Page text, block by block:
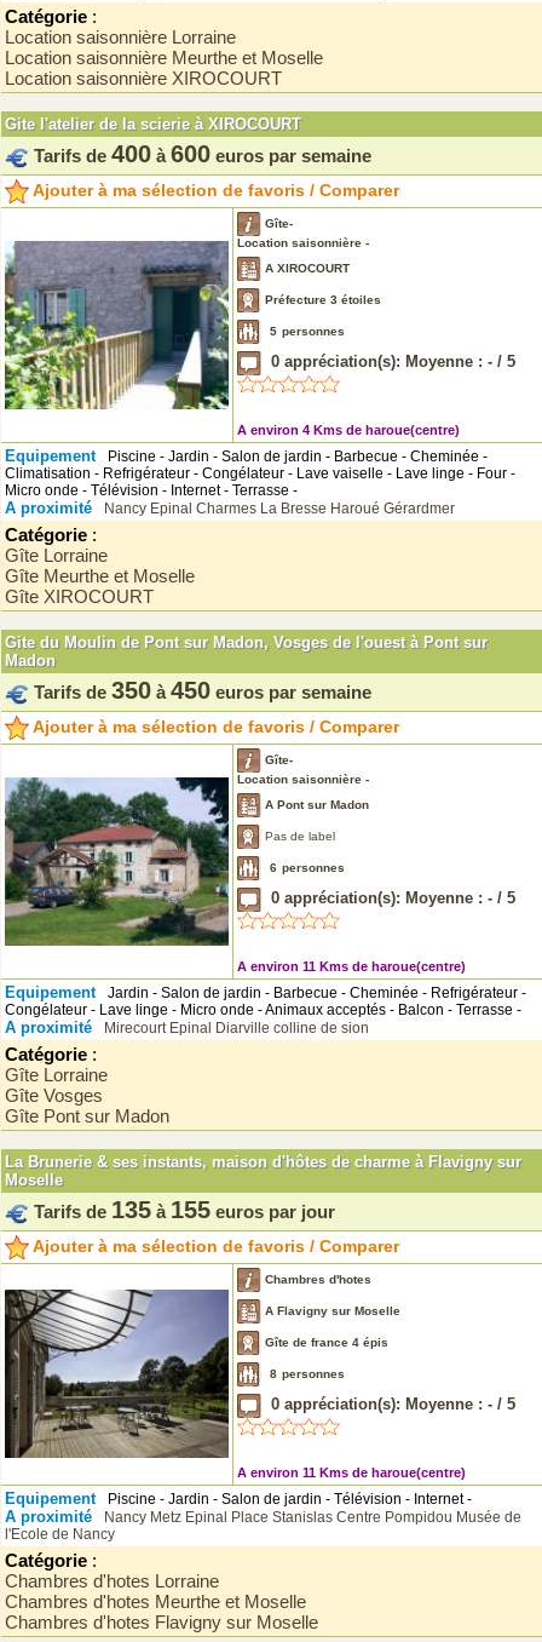
Catégorie :
Location saisonnière Lorraine
Location saisonnière Meurthe et Moselle
Location saisonnière XIROCOURT
Gite l'atelier de la scierie à XIROCOURT
Tarifs de 400 à 600 euros par semaine
Ajouter à ma sélection de favoris / Comparer
Gîte-
Location saisonnière -
A XIROCOURT
Préfecture 3 étoiles
5 personnes
0 appréciation(s): Moyenne : - / 5
A environ 4 Kms de haroue(centre)
Equipement
Piscine - Jardin - Salon de jardin - Barbecue - Cheminée -
Climatisation - Refrigérateur - Congélateur - Lave vaiselle - Lave linge - Four -
Micro onde - Télévision - Internet - Terrasse -
A proximité Nancy Epinal Charmes La Bresse Haroué Gérardmer
Catégorie :
Gîte Lorraine
Gîte Meurthe et Moselle
Gîte XIROCOURT
Gite du Moulin de Pont sur Madon, Vosges de l'ouest à Pont sur
Madon
Tarifs de 350 à 450 euros par semaine
Ajouter à ma sélection de favoris / Comparer
Gîte-
Location saisonnière -
A Pont sur Madon
Pas de label
6 personnes
0 appréciation(s): Moyenne : - / 5
A environ 11 Kms de haroue(centre)
Equipement
Jardin - Salon de jardin - Barbecue - Cheminée - Refrigérateur -
Congélateur - Lave linge - Micro onde - Animaux acceptés - Balcon - Terrasse -
A proximité Mirecourt Epinal Diarville colline de sion
Catégorie :
Gîte Lorraine
Gîte Vosges
Gîte Pont sur Madon
La Brunerie & ses instants, maison d'hôtes de charme à Flavigny sur
Moselle
Tarifs de 135 à 155 euros par jour
Ajouter à ma sélection de favoris / Comparer
Chambres d'hotes
A Flavigny sur Moselle
Gîte de france 4 épis
8 personnes
0 appréciation(s): Moyenne : - / 5
A environ 11 Kms de haroue(centre)
Equipement Piscine - Jardin - Salon de jardin - Télévision - Internet -
A proximité Nancy Metz Epinal Place Stanislas Centre Pompidou Musée de
l'Ecole de Nancy
Catégorie :
Chambres d'hotes Lorraine
Chambres d'hotes Meurthe et Moselle
Chambres d'hotes Flavigny sur Moselle